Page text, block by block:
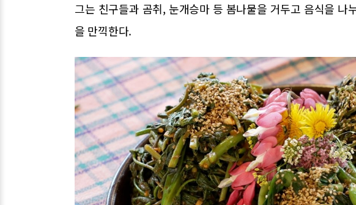
그는 친구들과 곰취, 눈개승마 등 봄나물을 거두고 음식을 나
을 만끽한다.